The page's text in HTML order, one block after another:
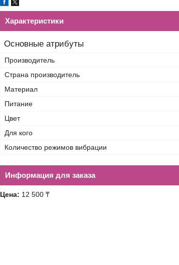
Характеристики
Основные атрибуты
Производитель
Страна производитель
Материал
Питание
Цвет
Для кого
Количество режимов вибрации
Информация для заказа
Цена: 12 500 ₸